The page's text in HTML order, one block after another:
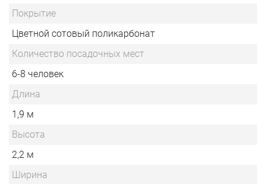
Покрытие
Цветной сотовый поликарбонат
Количество посадочных мест
6-8 человек
Длина
1,9 м
Высота
2,2 м
Ширина